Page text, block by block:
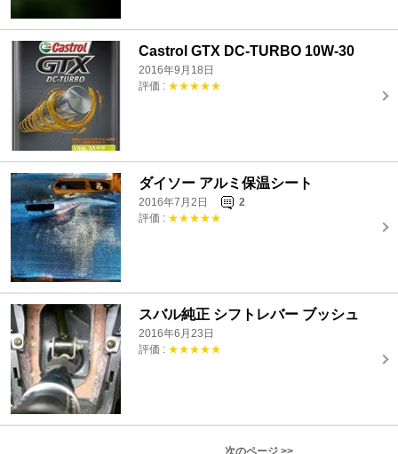
Castrol GTX DC-TURBO 10W-30
2016年9月18日
評価 : ★★★★★
ダイソー アルミ保温シート
2016年7月2日
2
評価 : ★★★★★
スバル純正 シフトレバー ブッシュ
2016年6月23日
評価 : ★★★★★
次のページ >>